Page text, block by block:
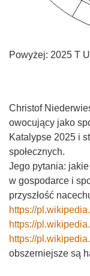
Powyżej: 2025 T
Christof
owocujący jako
Katalypse 2025 i
społecznych.
Jego pytania:
w gospodarce i
przyszłość
https://
https://
https://
obszerniejsze są